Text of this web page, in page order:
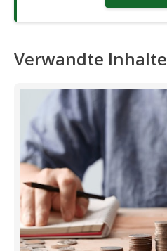
Verwandte Inhalte